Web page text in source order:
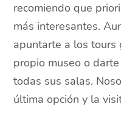
recomiendo que
más interesantes.
apuntarte a los
propio museo o
todas sus salas.
última opción y la